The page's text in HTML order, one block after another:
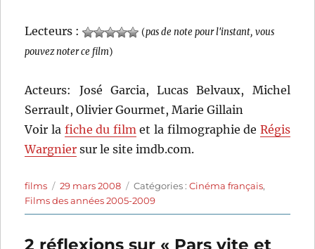
Lecteurs : (pas de note pour l'instant, vous
pouvez noter ce film)
Acteurs: José Garcia, Lucas Belvaux, Michel
Serrault, Olivier Gourmet, Marie Gillain
Voir la fiche du filmet la filmographie de Régis
Wargnier sur le site imdb.com.
Auteur
films
Publié
le
29 mars 2008 Catégories
Catégories :Cinéma français,
Films des années 2005-2009
2 réflexions sur « Pars vite et